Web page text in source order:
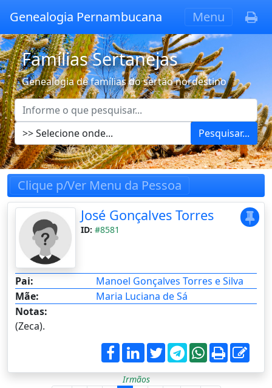
Genealogia Pernambucana Menu
Famílias Sertanejas
Genealogia de famílias do sertão nordestino
Pesquisar...
Clique p/Ver Menu da Pessoa
José Gonçalves Torres
ID: #8581
Pai:
Manoel Gonçalves Torres e Silva
Mãe:
Maria Luciana de Sá
Notas:
(Zeca).
Irmãos